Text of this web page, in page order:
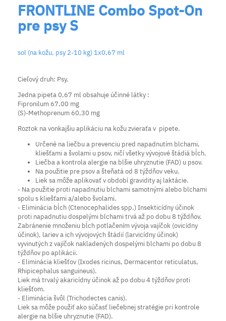
FRONTLINE Combo Spot-On
pre psy S
sol (na kožu, psy 2-10 kg) 1x0,67 ml
Cieľový druh: Psy.
Jedna pipeta 0,67 ml obsahuje účinné látky :
Fipronilum 67,00 mg
(S)-Methoprenum 60,30 mg
Roztok na vonkajšiu aplikáciu na kožu zvieraťa v pipete.
Určené na liečbu a prevenciu pred napadnutím blchami,
kliešťami a švolami u psov, ničí všetky vývojové štádiá bĺch.
Liečba a kontrola alergie na blšie uhryznutie (FAD) u psov.
Na použitie pre psov a šteňatá od 8 týždňov veku.
Liek sa môže aplikovať v období gravidity aj laktácie.
- Na použitie proti napadnutiu blchami samotnými alebo blchami
spolu s kliešťami a/alebo švolami.
- Eliminácia bĺch (Ctenocephalides spp.) Insekticídny účinok
proti napadnutiu dospelými blchami trvá až po dobu 8 týždňov.
Zabránenie množeniu bĺch potlačením vývoja vajíčok (ovicídny
účinok), lariev a ich vývojových štádií (larvicídny účinok)
vyvinutých z vajíčok nakladených dospelými blchami po dobu 8
týždňov po aplikácii.
- Eliminácia kliešťov (Ixodes ricinus, Dermacentor reticulatus,
Rhipicephalus sanguineus).
Liek má trvalý akaricídny účinok až po dobu 4 týždňov proti
kliešťom.
- Eliminácia švôl (Trichodectes canis).
Liek sa môže použiť ako súčasť liečebnej stratégie pri kontrole
alergie na blšie uhryznutie (FAD).